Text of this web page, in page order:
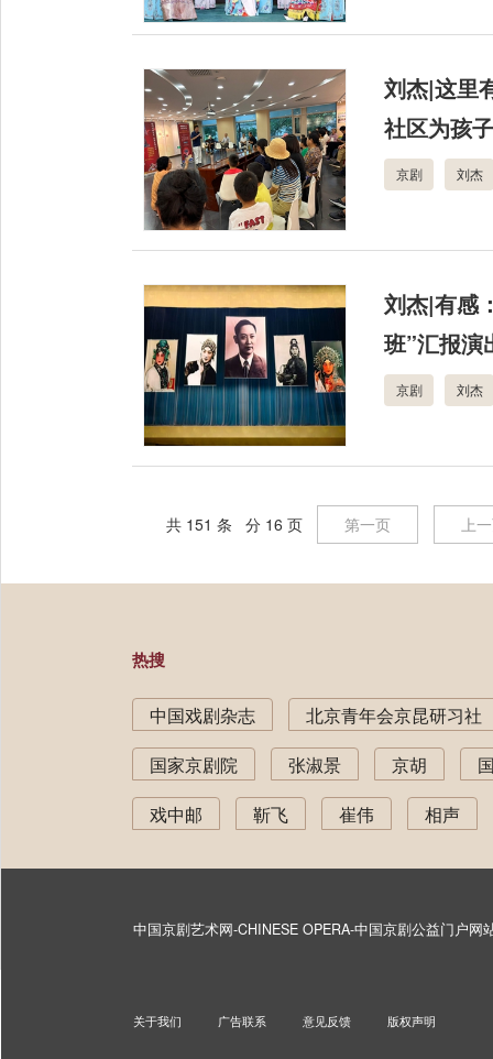
刘杰|这里
社区为孩
京剧 刘杰
刘杰|有感
班”汇报演
京剧 刘杰
共 151 条 分 16 页 第一页 上
热搜
中国戏剧杂志
北京青年会京昆研习社
国家京剧院
张淑景 京胡
戏中邮
靳飞 崔伟 相声
中国京剧艺术网-CHINESE OPERA-中国京剧公益门户网
关于我们 广告联系 意见反馈 版权声明